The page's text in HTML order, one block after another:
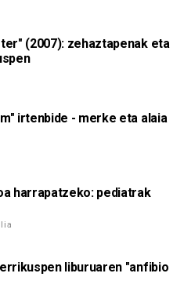
(2007): zehaztapenak eta
irtenbide - merke eta alaia
harrapatzeko: pediatrak
liburuaren "anfibio